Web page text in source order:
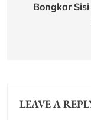
Bongkar
LEAVE A